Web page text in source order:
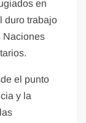
en
duro trabajo
Naciones
el punto
y la